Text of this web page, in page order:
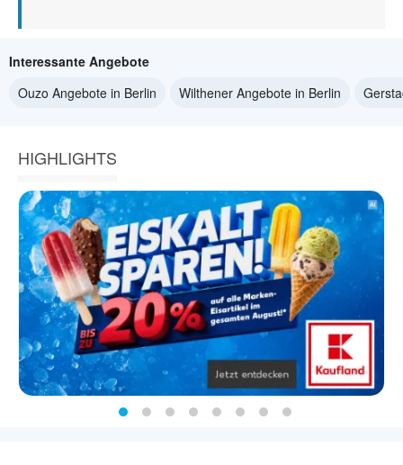
Interessante Angebote
Ouzo Angebote in Berlin
Wilthener Angebote in Berlin
HIGHLIGHTS